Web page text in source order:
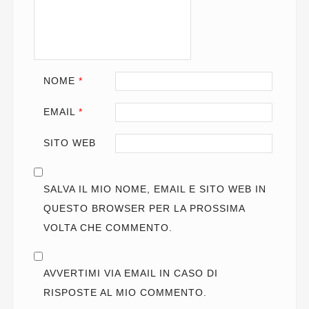
NOME *
EMAIL *
SITO WEB
SALVA IL MIO NOME, EMAIL E SITO WEB IN
QUESTO BROWSER PER LA PROSSIMA
VOLTA CHE COMMENTO.
AVVERTIMI VIA EMAIL IN CASO DI
RISPOSTE AL MIO COMMENTO.